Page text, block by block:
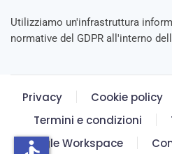
Utilizziamo un'infrastruttura
normative del GDPR all'interno
Privacy Cookie policy
Termini e condizioni
Google Workspace